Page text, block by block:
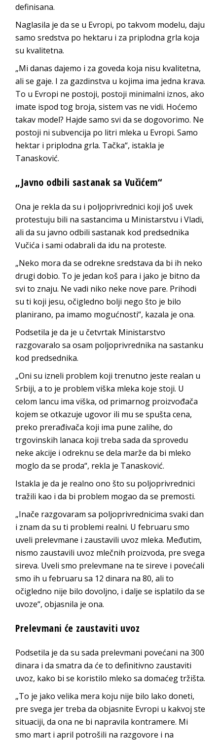
definisana.
Naglasila je da se u Evropi, po takvom modelu, daju
samo sredstva po hektaru i za priplodna grla koja
su kvalitetna.
„Mi danas dajemo i za goveda koja nisu kvalitetna,
ali se gaje. I za gazdinstva u kojima ima jedna krava.
To u Evropi ne postoji, postoji minimalni iznos, ako
imate ispod tog broja, sistem vas ne vidi. Hoćemo
takav model? Hajde samo svi da se dogovorimo. Ne
postoji ni subvencija po litri mleka u Evropi. Samo
hektar i priplodna grla. Tačka“, istakla je
Tanasković.
„Javno odbili sastanak sa Vučićem“
Ona je rekla da su i poljoprivrednici koji još uvek
protestuju bili na sastancima u Ministarstvu i Vladi,
ali da su javno odbili sastanak kod predsednika
Vučića i sami odabrali da idu na proteste.
„Neko mora da se odrekne sredstava da bi ih neko
drugi dobio. To je jedan koš para i jako je bitno da
svi to znaju. Ne vadi niko neke nove pare. Prihodi
su ti koji jesu, očigledno bolji nego što je bilo
planirano, pa imamo mogućnosti“, kazala je ona.
Podsetila je da je u četvrtak Ministarstvo
razgovaralo sa osam poljoprivrednika na sastanku
kod predsednika.
„Oni su izneli problem koji trenutno jeste realan u
Srbiji, a to je problem viška mleka koje stoji. U
celom lancu ima viška, od primarnog proizvođača
kojem se otkazuje ugovor ili mu se spušta cena,
preko prerađivača koji ima pune zalihe, do
trgovinskih lanaca koji treba sada da sprovedu
neke akcije i odreknu se dela marže da bi mleko
moglo da se proda“, rekla je Tanasković.
Istakla je da je realno ono što su poljoprivrednici
tražili kao i da bi problem mogao da se premosti.
„Inače razgovaram sa poljoprivrednicima svaki dan
i znam da su ti problemi realni. U februaru smo
uveli prelevmane i zaustavili uvoz mleka. Međutim,
nismo zaustavili uvoz mlečnih proizvoda, pre svega
sireva. Uveli smo prelevmane na te sireve i povećali
smo ih u februaru sa 12 dinara na 80, ali to
očigledno nije bilo dovoljno, i dalje se isplatilo da se
uvoze“, objasnila je ona.
Prelevmani će zaustaviti uvoz
Podsetila je da su sada prelevmani povećani na 300
dinara i da smatra da će to definitivno zaustaviti
uvoz, kako bi se koristilo mleko sa domaćeg tržišta.
„To je jako velika mera koju nije bilo lako doneti,
pre svega jer treba da objasnite Evropi u kakvoj ste
situaciji, da ona ne bi napravila kontramere. Mi
smo mart i april potrošili na razgovore i na